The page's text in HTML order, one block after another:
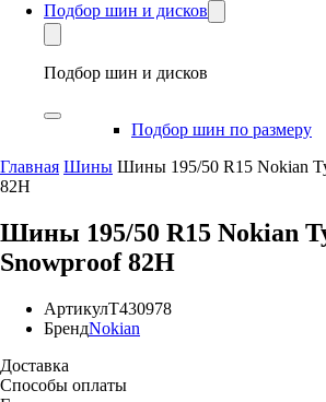
Подбор шин и дисков
Подбор шин и дисков
Подбор шин по размеру
Главная Шины Шины 195/50 R15 Nokian
82H
Шины 195/50 R15 Nokian
Snowproof 82H
АртикулT430978
БрендNokian
Доставка
Способы оплаты